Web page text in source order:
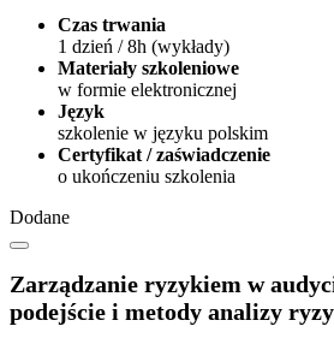
Czas trwania
1 dzień / 8h (wykłady)
Materiały szkoleniowe
w formie elektronicznej
Język
szkolenie w języku polskim
Certyfikat / zaświadczenie
o ukończeniu szkolenia
Dodane
Zarządzanie ryzykiem w
podejście i metody analizy